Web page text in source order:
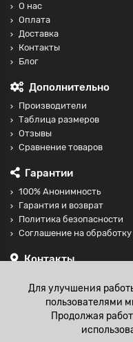
О нас
Оплата
Доставка
Контакты
Блог
Дополнительно
Производители
Таблица размеров
Отзывы
Сравнение товаров
Гарантии
100% Анонимность
Гарантия и возврат
Политика безопасности
Соглашение на
Контакты
sales@fisting-shop.ru
Для улучшения
пользователями
Продолжая